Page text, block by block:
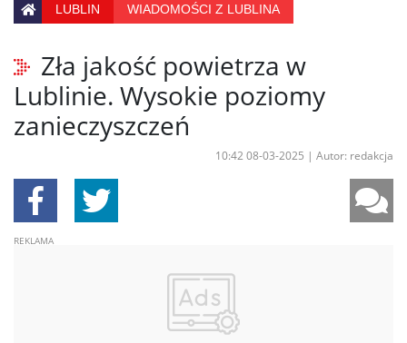
LUBLIN WIADOMOŚCI Z LUBLINA
Zła jakość powietrza w
Lublinie. Wysokie poziomy
zanieczyszczeń
10:42 08-03-2025 | Autor: redakcja